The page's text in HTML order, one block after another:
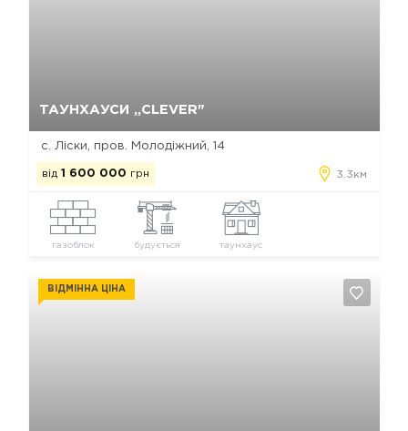
ТАУНХАУСИ „CLEVER"
с. Ліски, пров. Молодіжний, 14
від 1 600 000 грн 3.3км
газоблок будується таунхаус
ВІДМІННА ЦІНА